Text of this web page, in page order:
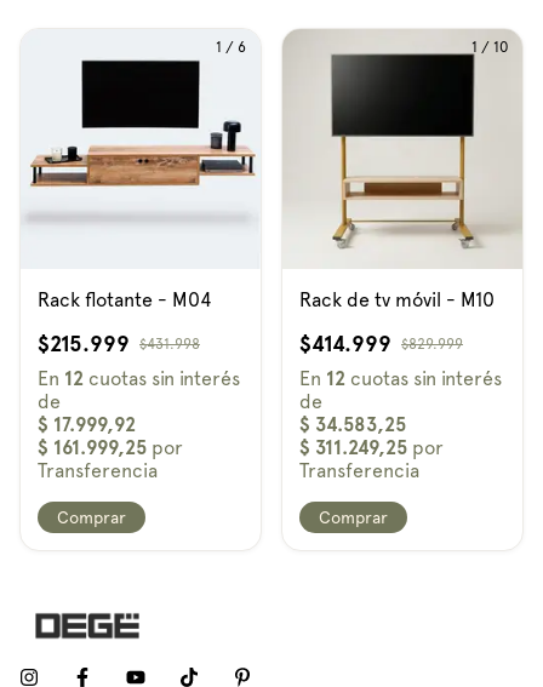
1 / 6
Rack flotante - M04
$215.999 $431.998
Comprar
1 / 10
Rack de tv móvil - M10
$414.999 $829.999
Comprar